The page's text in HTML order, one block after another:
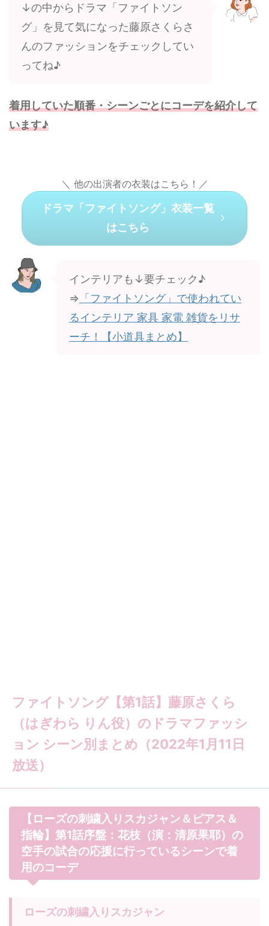
↓の中からドラマ「ファイトソン
グ」を見て気になった藤原さくらさ
んのファッションをチェックしてい
ってね♪
着用していた順番・シーンごとにコーデを紹介して
います♪
＼ 他の出演者の衣装はこちら！／
ドラマ「ファイトソング」衣装一覧
はこちら
インテリアも↓要チェック♪
⇒ 「ファイトソング」で使われてい
るインテリア 家具 家電 雑貨をリサ
ーチ！【小道具まとめ】
ファイトソング【第1話】藤原さくら
（はぎわら りん役）のドラマファッシ
ョン シーン別まとめ（2022年1月11日
放送）
【ローズの刺繍入りスカジャン＆ピアス＆
指輪】第1話序盤：花枝（演：清原果耶）の
空手の試合の応援に行っているシーンで着
用のコーデ
ローズの刺繍入りスカジャン